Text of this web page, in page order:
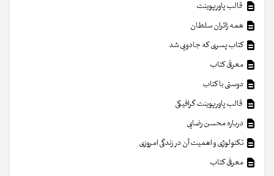
قالب پاورپوینت
همه زائران سلطان
کتاب پسری که جادویی شد
معرفی کتاب
دوستی با کتاب
قالب پاورپوینت گرافیکی
درباره محسن رضایی
تکنولوژی و اهمیت آن در زندگی امروزی
معرفی کتاب